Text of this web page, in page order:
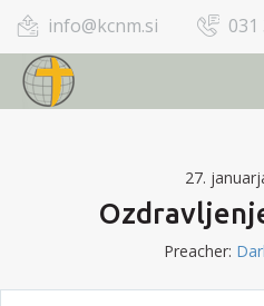
info@kcnm.si 031
27.
Preacher: